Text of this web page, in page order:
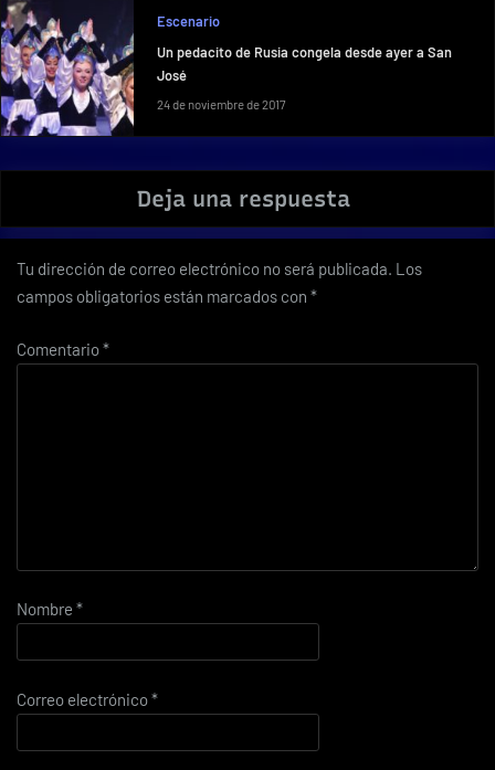
Escenario
Un pedacito de Rusia congela desde ayer a San
José
24 de noviembre de 2017
Deja una respuesta
Tu dirección de correo electrónico no será publicada. Los
campos obligatorios están marcados con *
Comentario*
Nombre *
Correo electrónico*